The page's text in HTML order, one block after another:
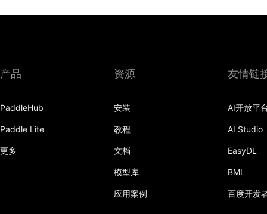
产品
PaddleHub
Paddle Lite
更多
资源
安装
教程
文档
模型库
应用案例
友情链
AI开放平
AI Studio
EasyDL
BML
百度开发